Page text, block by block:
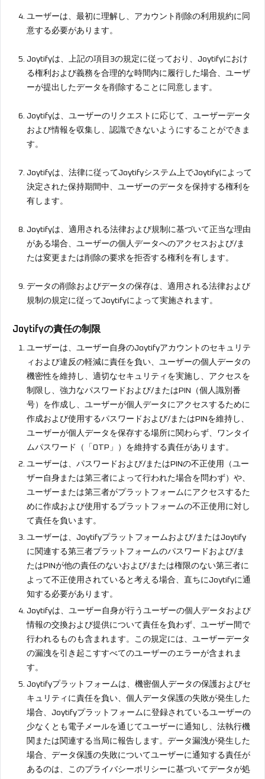
ユーザーは、最初に理解し、アカウント削除の利用規約に同
意する必要があります。
Joytifyは、上記の項目3の規定に従っており、Joytifyにおけ
る権利および義務を合理的な時間内に履行した場合、ユーザ
ーが提出したデータを削除することに同意します。
Joytifyは、ユーザーのリクエストに応じて、ユーザーデータ
および情報を収集し、認識できないようにすることができま
す。
Joytifyは、法律に従ってJoytifyシステム上でJoytifyによって
決定された保持期間中、ユーザーのデータを保持する権利を
有します。
Joytifyは、適用される法律および規制に基づいて正当な理由
がある場合、ユーザーの個人データへのアクセスおよび/ま
たは変更または削除の要求を拒否する権利を有します。
データの削除およびデータの保存は、適用される法律および
規制の規定に従ってJoytifyによって実施されます。
Joytifyの責任の制限
ユーザーは、ユーザー自身のJoytifyアカウントのセキュリテ
ィおよび違反の軽減に責任を負い、ユーザーの個人データの
機密性を維持し、適切なセキュリティを実施し、アクセスを
制限し、強力なパスワードおよび/またはPIN（個人識別番
号）を作成し、ユーザーが個人データにアクセスするために
作成および使用するパスワードおよび/またはPINを維持し、
ユーザーが個人データを保存する場所に関わらず、ワンタイ
ムパスワード（「OTP」）を維持する責任があります。
ユーザーは、パスワードおよび/またはPINの不正使用（ユー
ザー自身または第三者によって行われた場合を問わず）や、
ユーザーまたは第三者がプラットフォームにアクセスするた
めに作成および使用するプラットフォームの不正使用に対し
て責任を負います。
ユーザーは、Joytifyプラットフォームおよび/またはJoytify
に関連する第三者プラットフォームのパスワードおよび/ま
たはPINが他の責任のないおよび/または権限のない第三者に
よって不正使用されていると考える場合、直ちにJoytifyに通
知する必要があります。
Joytifyは、ユーザー自身が行うユーザーの個人データおよび
情報の交換および提供について責任を負わず、ユーザー間で
行われるものも含まれます。この規定には、ユーザーデータ
の漏洩を引き起こすすべてのユーザーのエラーが含まれま
す。
Joytifyプラットフォームは、機密個人データの保護およびセ
キュリティに責任を負い、個人データ保護の失敗が発生した
場合、Joytifyプラットフォームに登録されているユーザーの
少なくとも電子メールを通じてユーザーに通知し、法執行機
関または関連する当局に報告します。データ漏洩が発生した
場合、データ保護の失敗についてユーザーに通知する責任が
あるのは、このプライバシーポリシーに基づいてデータが処